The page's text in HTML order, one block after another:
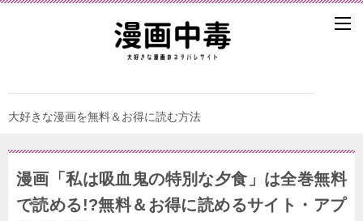
大好きな漫画を無料＆お得に読む方法
漫画「私は吸血鬼の特別な夕食」は全巻無料
で読める!?無料＆お得に読めるサイト・アプ